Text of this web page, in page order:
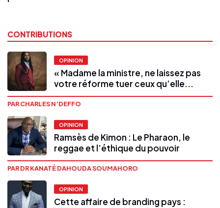
CONTRIBUTIONS
OPINION
« Madame la ministre, ne laissez pas
votre réforme tuer ceux qu’elle...
PAR CHARLES N’DEFFO
OPINION
Ramsès de Kimon : Le Pharaon, le
reggae et l’éthique du pouvoir
PAR DR KANATÉ DAHOUDA SOUMAHORO
OPINION
Cette affaire de branding pays :